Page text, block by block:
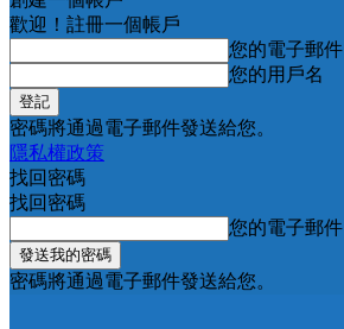
歡迎！註冊一個帳戶
您的電子郵件
您的用戶名
密碼將通過電子郵件發送給您。
隱私權政策
找回密碼
找回密碼
您的電子郵件
密碼將通過電子郵件發送給您。